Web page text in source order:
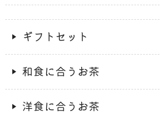
ギフトセット
和食に合うお茶
洋食に合うお茶